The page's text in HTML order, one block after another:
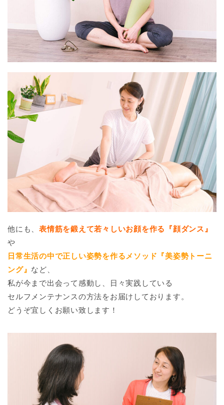
他にも、表情筋を鍛えて若々しいお顔を作る『顔ダンス』
や
日常生活の中で正しい姿勢を作るメソッド『美姿勢トーニ
ング』 など、
私が今まで出会って感動し、日々実践している
セルフメンテナンスの方法をお届けしております。
どうぞ宜しくお願い致します！